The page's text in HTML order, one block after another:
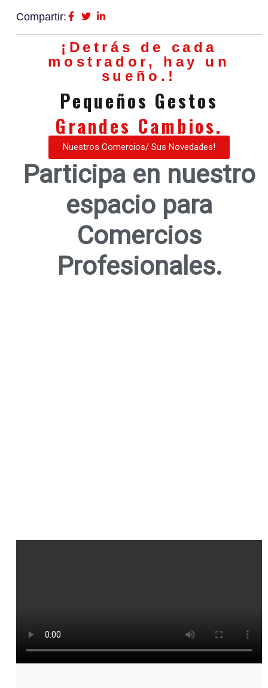
Compartir:
¡Detrás de cada
mostrador, hay un
sueño.!
Pequeños Gestos
Grandes Cambios.
Nuestros Comercios/ Sus Novedades!
Participa en nuestro
espacio para
Comercios
Profesionales.